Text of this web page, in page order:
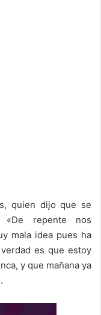
quien dijo que se
«De repente nos
mala idea pues ha
es que estoy
y que mañana ya